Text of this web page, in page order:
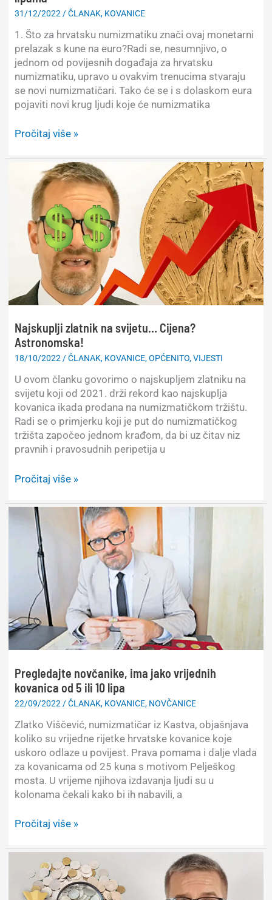
31/12/2022 /ČLANAK, KOVANICE
1. Što za hrvatsku numizmatiku znači ovaj monetarni
prelazak s kune na euro?Radi se, nesumnjivo, o
jednom od povijesnih događaja za hrvatsku
numizmatiku, upravo u ovakvim trenucima stvaraju
se novi numizmatičari. Tako će se i s dolaskom eura
pojaviti novi krug ljudi koje će numizmatika
Tjedan
10
pitanja
Problem
novom
valutom
centi
su
inferiorni
kunama
lipama
Pročitaj više »
Najskuplji zlatnik na svijetu… Cijena?
Astronomska!
18/10/2022 /ČLANAK, KOVANICE,OPĆENITO,VIJESTI
U ovom članku govorimo o najskupljem zlatniku na
svijetu koji od 2021. drži rekord kao najskuplja
kovanica ikada prodana na numizmatičkom tržištu.
Radi se o primjerku koji je put do numizmatičkog
tržišta započeo jednom krađom, da bi uz čitav niz
pravnih i pravosudnih peripetija u
Najskuplji
na
svijetu…
Cijena?
Astronomska!
Pročitaj više »
Pregledajte novčanike, ima jako vrijednih
kovanica od 5 ili 10 lipa
22/09/2022 /ČLANAK, KOVANICE, NOVČANICE
Zlatko Viščević, numizmatičar iz Kastva, objašnjava
koliko su vrijedne rijetke hrvatske kovanice koje
uskoro odlaze u povijest. Prava pomama i dalje vlada
za kovanicama od 25 kuna s motivom Pelješkog
mosta. U vrijeme njihova izdavanja ljudi su u
kolonama čekali kako bi ih nabavili, a
Pregledajte
ima
vrijednih
kovanica
Pročitaj više »